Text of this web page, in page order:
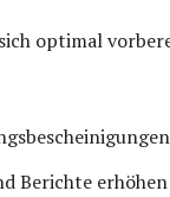
optimal
Berichte